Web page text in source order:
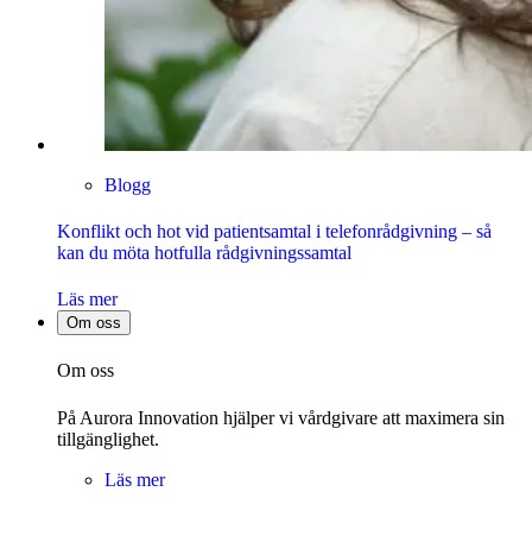
Blogg
Konflikt och hot vid patientsamtal i telefonrådgivning – så
kan du möta hotfulla rådgivningssamtal
Läs mer
Om oss
Om oss
På Aurora Innovation hjälper vi vårdgivare att maximera sin
tillgänglighet.
Läs mer